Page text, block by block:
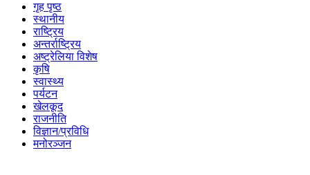
गृह पृष्ठ
स्थानीय
राष्ट्रिय
अन्तर्राष्ट्रिय
अष्ट्रेलिया विशेष
कृषि
स्वास्थ्य
पर्यटन
खेलकूद
राजनीति
विज्ञान/प्रविधि
मनोरञ्जन